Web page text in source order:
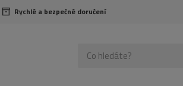
Rychlé a bezpečné doručení